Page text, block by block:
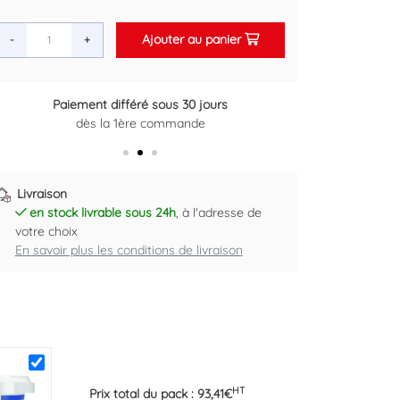
- + Ajouter au panier
Retour gratuit sous 14 jours
Plus d'informations ici
Livraison
en stock livrable sous 24h, à l'adresse de
votre choix
En savoir plus les conditions de livraison
Prix total du pack : 93,41€HT